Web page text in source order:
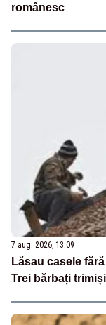
românesc
7 aug. 2026, 13:09
Lăsau casele
Trei bărbați